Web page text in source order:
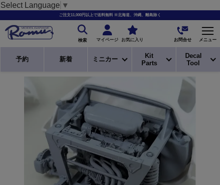
Select Language ▼
ご注文11,000円以上で送料無料 ※北海道、沖縄、離島除く
検索 マイページ お気に入り お問合せ メニュー
予約 新着 ミニカー
Kit
Parts
Decal
Tool